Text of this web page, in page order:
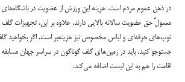
در ذهن عموم مردم است. هزینه این ورزش از عضویت در
معمولً حق عضویت سالانه بالایی دارند. علاوه بر این، تجهیزات
توپ‌های حرفه‌ای و لباس مخصوص نیز هزینه‌بر است. اگر بخواهید
جستوجو کنید، باید در زمین‌های گلف گوناگون در سراسر جهان
اقامت را هم به این لیست اضافه می‌کند.